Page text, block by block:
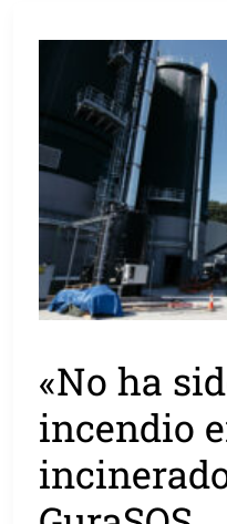
«No ha
incendio